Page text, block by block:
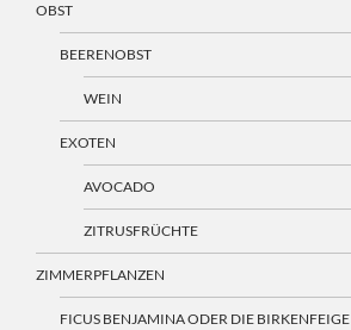
OBST
BEERENOBST
WEIN
EXOTEN
AVOCADO
ZITRUSFRÜCHTE
ZIMMERPFLANZEN
FICUS BENJAMINA ODER DIE BIRKENFEIGE